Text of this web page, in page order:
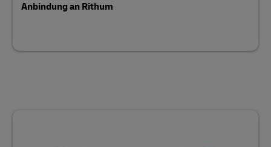
Anbindung an Rithum